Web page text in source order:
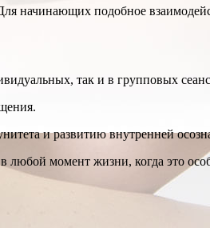
начинающих подобное
так и в групповых
и развитию внутренней
любой момент жизни, когда это